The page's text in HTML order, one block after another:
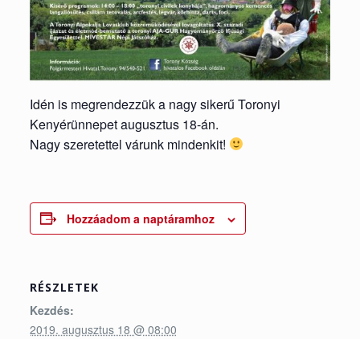
Idén is megrendezzük a nagy sikerű Toronyi
Kenyérünnepet augusztus 18-án.
Nagy szeretettel várunk mindenkit!
Hozzáadom a naptáramhoz
RÉSZLETEK
Kezdés:
2019. augusztus 18 @ 08:00